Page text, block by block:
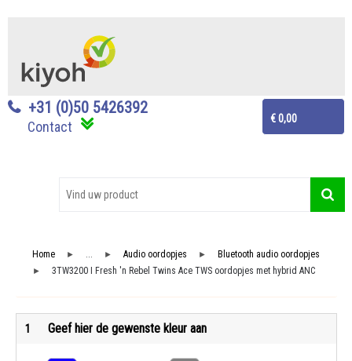
€ 0,00
+31 (0)50 5426392
Contact
Home ► ... ► Audio oordopjes ► Bluetooth audio oordopjes
► 3TW3200 I Fresh 'n Rebel Twins Ace TWS oordopjes met hybrid ANC
1 Geef hier de gewenste kleur aan